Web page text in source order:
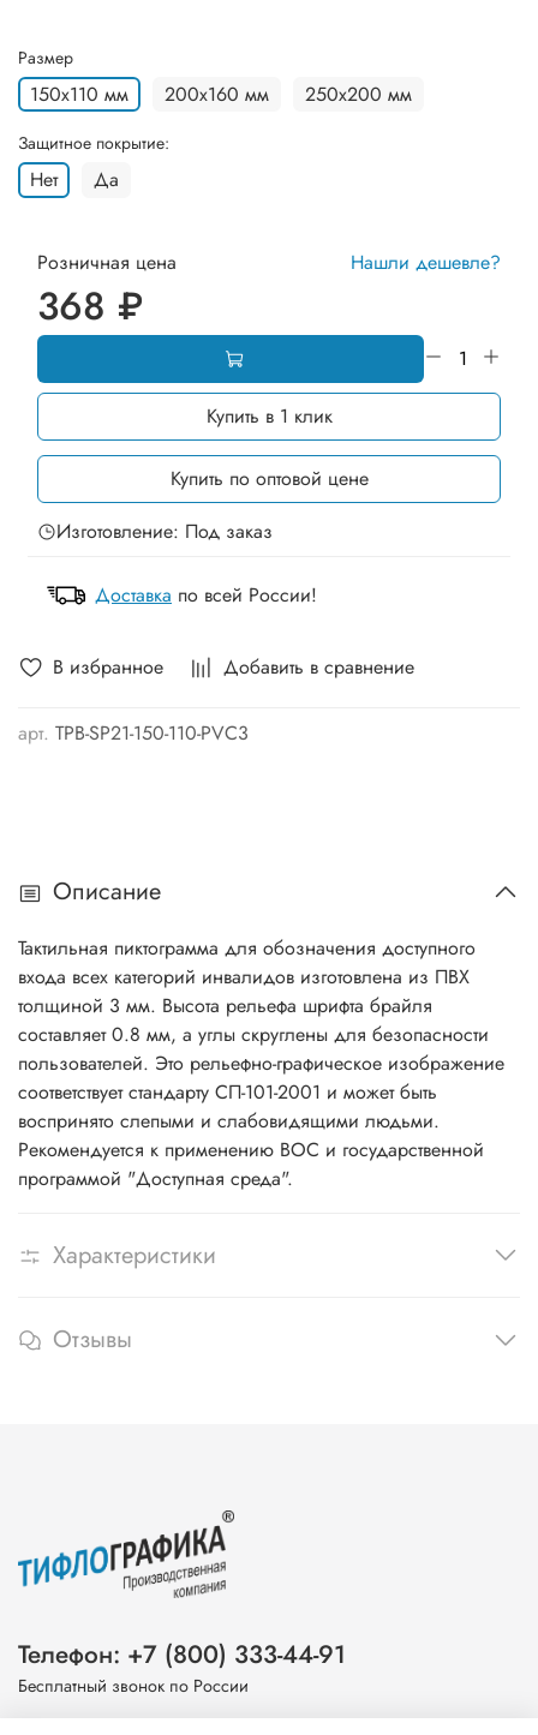
В избранное Добавить в сравнение
арт. TPB-SP21-150-110-PVC3
Размер
150х110 мм 200х160 мм 250х200 мм
Защитное покрытие:
Нет Да
Розничная цена Нашли дешевле?
368 ₽
Купить в 1 клик
Купить по оптовой цене
Изготовление: Под заказ
Доставка по всей России!
Описание
Тактильная пиктограмма для обозначения доступного
входа всех категорий инвалидов изготовлена из ПВХ
толщиной 3 мм. Высота рельефа шрифта брайля
составляет 0.8 мм, а углы скруглены для безопасности
пользователей. Это рельефно-графическое изображение
соответствует стандарту СП-101-2001 и может быть
воспринято слепыми и слабовидящими людьми.
Рекомендуется к применению ВОС и государственной
программой "Доступная среда".
Характеристики
Отзывы
Телефон: +7 (800) 333-44-91
Бесплатный звонок по России